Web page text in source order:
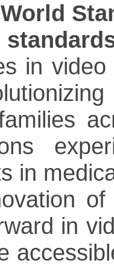
World
video
in
of
in